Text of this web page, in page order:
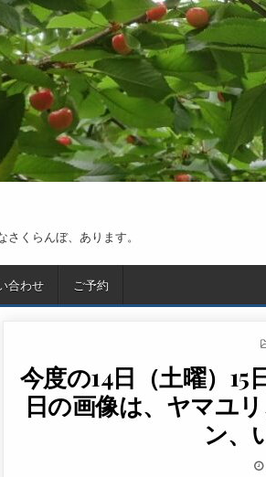
くらんぼ、あります。
合わせ ご予約
今度の14日（土曜）
日の画像は、ヤマユ
ン、